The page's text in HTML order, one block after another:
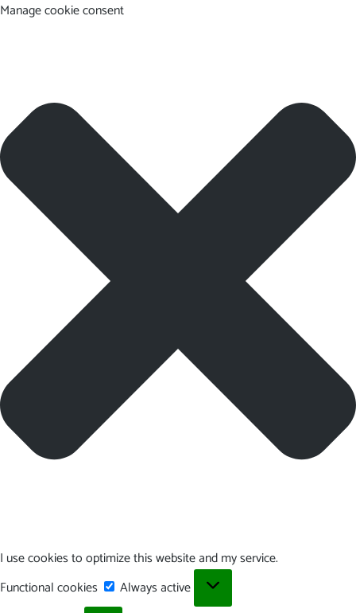
Manage cookie consent
I use cookies to optimize this website and my service.
Functional cookies
Functional
cookies
Always active